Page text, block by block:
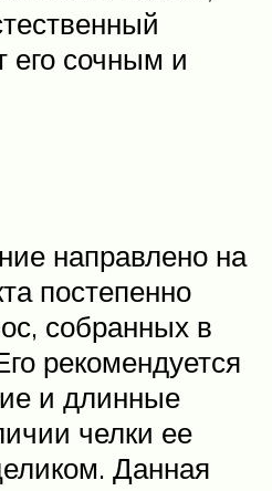
его сочным и
направлено на
постепенно
собранных в
рекомендуется
и длинные
челки ее
Данная